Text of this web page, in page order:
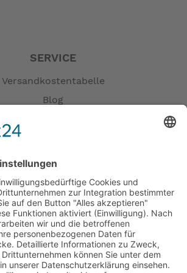
SERVICE
Versandkostentabelle
Blog
Versandpartner
Verfügbarkeiten
Zahlung und Versand
Datenschutz
Fernabsatz